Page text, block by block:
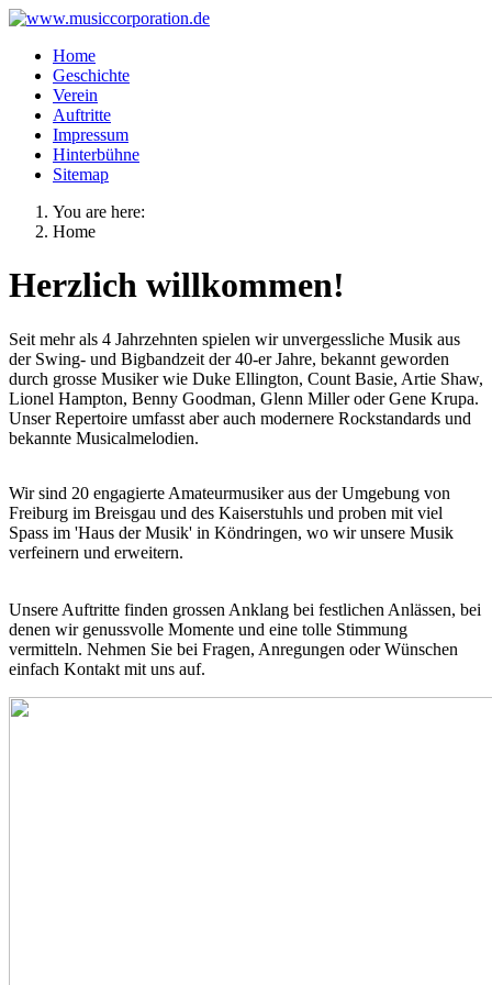
Home
Geschichte
Verein
Auftritte
Impressum
Hinterbühne
Sitemap
You are here:
Home
Herzlich willkommen!
Seit mehr als 4 Jahrzehnten spielen wir unvergessliche Musik aus
der Swing- und Bigbandzeit der 40-er Jahre, bekannt geworden
durch grosse Musiker wie Duke Ellington, Count Basie, Artie Shaw,
Lionel Hampton, Benny Goodman, Glenn Miller oder Gene Krupa.
Unser Repertoire umfasst aber auch modernere Rockstandards und
bekannte Musicalmelodien.
Wir sind 20 engagierte Amateurmusiker aus der Umgebung von
Freiburg im Breisgau und des Kaiserstuhls und proben mit viel
Spass im 'Haus der Musik' in Köndringen, wo wir unsere Musik
verfeinern und erweitern.
Unsere Auftritte finden grossen Anklang bei festlichen Anlässen, bei
denen wir genussvolle Momente und eine tolle Stimmung
vermitteln. Nehmen Sie bei Fragen, Anregungen oder Wünschen
einfach Kontakt mit uns auf.